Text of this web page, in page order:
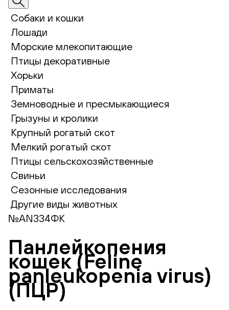
Собаки и кошки
Лошади
Морские млекопитающие
Птицы декоративные
Хорьки
Приматы
Земноводные и пресмыкающиеся
Грызуны и кролики
Крупный рогатый скот
Мелкий рогатый скот
Птицы сельскохозяйственные
Свиньи
Сезонные исследования
Другие виды животных
№AN334ФК
Панлейкопения
кошек (Feline
panleukopenia virus)
(ПЦР)